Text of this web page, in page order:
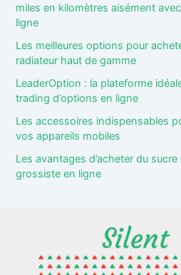
miles en kilomètres aisément
ligne
Les meilleures options pour
radiateur haut de gamme
LeaderOption : la plateforme
trading d’options en ligne
Les accessoires indispensables
vos appareils mobiles
Les avantages d’acheter du
grossiste en ligne